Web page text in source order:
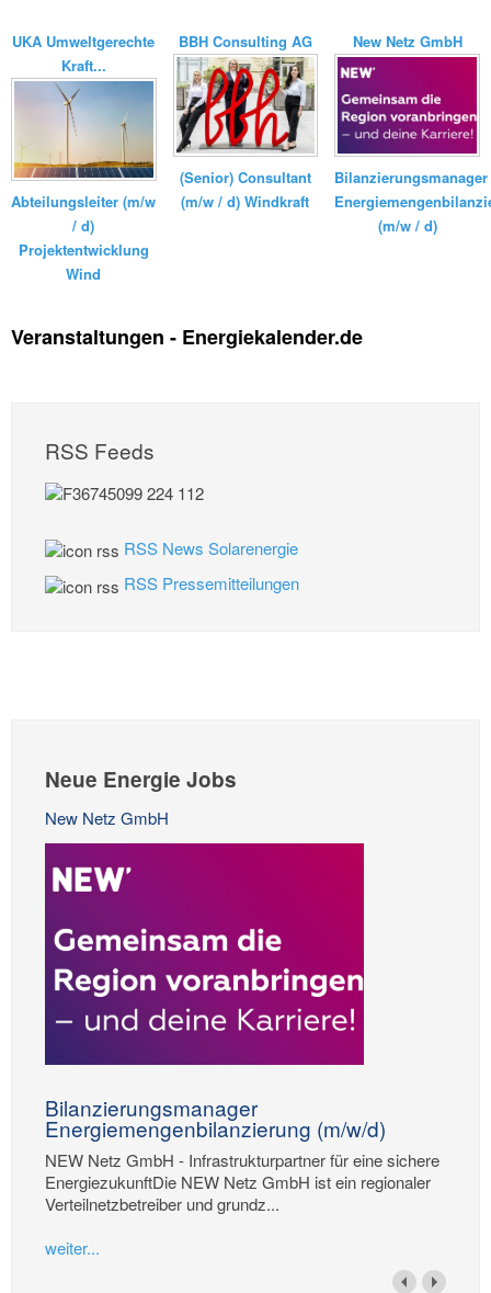
UKA Umweltgerechte
Kraft...
Abteilungsleiter (m/w
/ d)
Projektentwicklung
Wind
BBH Consulting AG
(Senior) Consultant
(m/w / d) Windkraft
New Netz GmbH
Bilanzierungsmanager
(m/w / d)
Veranstaltungen - Energiekalender.de
RSS Feeds
RSS News Solarenergie
RSS Pressemitteilungen
Neue Energie Jobs
New Netz GmbH
Bilanzierungsmanager
Energiemengenbilanzierung (m/w/d)
NEW Netz GmbH - Infrastrukturpartner für eine sichere
EnergiezukunftDie NEW Netz GmbH ist ein regionaler
Verteilnetzbetreiber und grundz...
weiter...